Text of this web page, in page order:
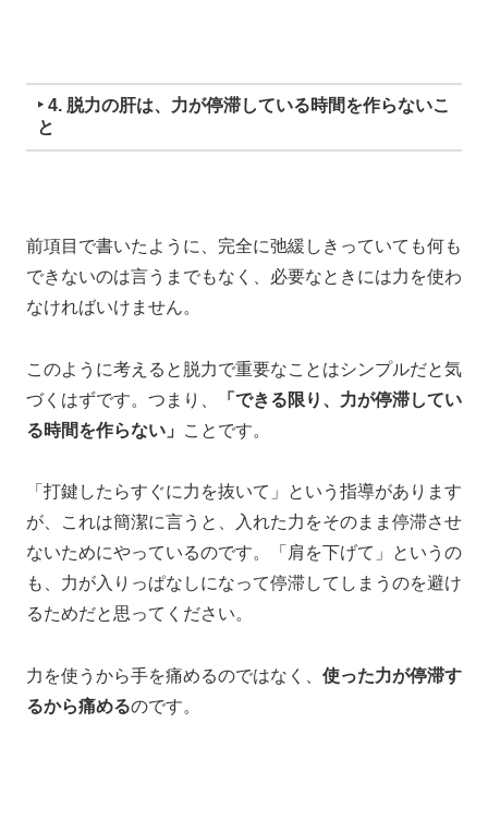
‣ 4. 脱力の肝は、力が停滞している時間を作らないこ
と
前項目で書いたように、完全に弛緩しきっていても何も
できないのは言うまでもなく、必要なときには力を使わ
なければいけません。
このように考えると 脱力で重要なことはシンプルだと気
づくはずです。 つまり、
「できる限り、力が停滞してい
る時間を作らない」
ことです。
「打鍵したらすぐに力を抜いて」と いう指導があります
が、
これは簡潔に言うと、
入れた力をそのまま停滞させ
ないためにやっているのです。
「肩を下げて」
というの
も、 力が入りっぱなしになって停滞してしまうのを避け
るためだと思ってください。
力を使うから手を痛めるのではなく、 使った力が停滞す
るから痛めるのです。